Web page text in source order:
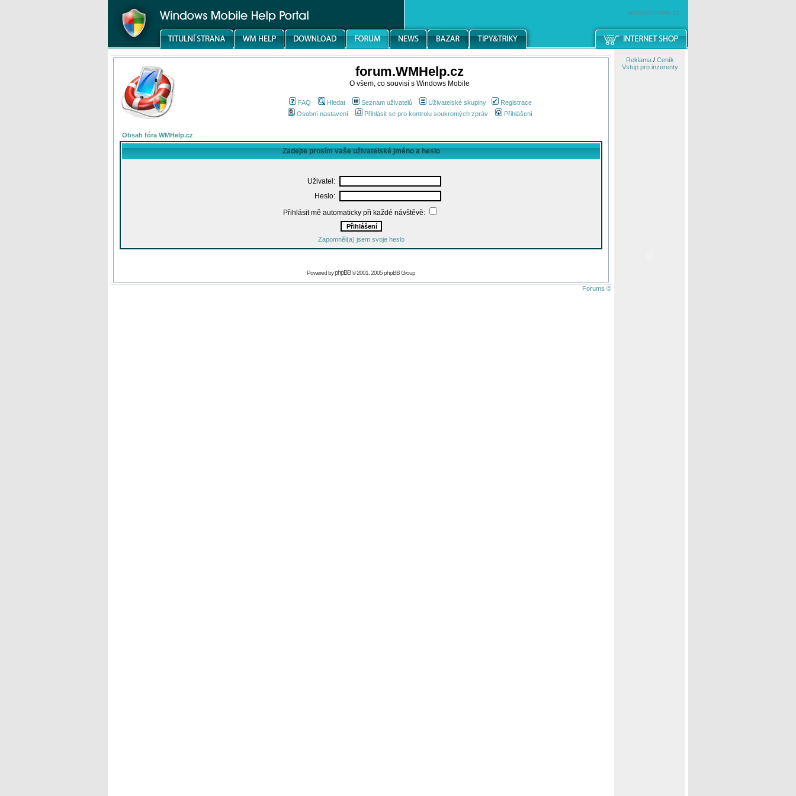
windowsmobile.cz
forum.WMHelp.cz
O všem, co souvisí s Windows Mobile
FAQ Hledat Seznam uživatelů Uživatelské skupiny
Registrace
Osobní nastavení
Přihlásit se pro kontrolu soukromých zpráv Přihlášení
Obsah fóra WMHelp.cz
Zadejte prosím vaše uživatelské jméno a heslo
Uživatel:
Heslo:
Přihlásit mě automaticky při každé návštěvě:
Zapomněl(a) jsem svoje heslo
Powered byphpBB© 2001, 2005 phpBB Group
Forums ©
Reklama/ Ceník
Vstup pro inzerenty